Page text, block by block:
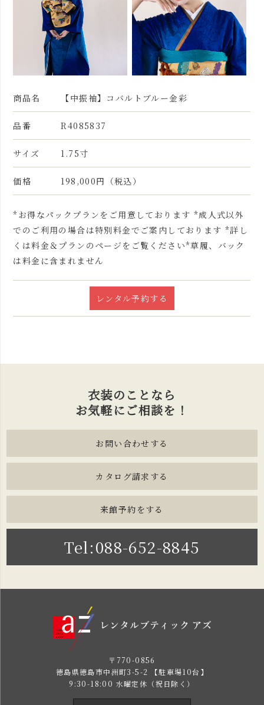
商品名 【中振袖】コバルトブルー金彩
品番 R4085837
サイズ 1.75寸
価格 198,000円（税込）
*お得なパックプランをご用意しております *成人式以外
でのご利用の場合は特別料金でご案内しております *詳し
くは料金＆プランのページをご覧ください*草履、バック
は料金に含まれません
レンタル予約する
衣装のことなら
お気軽にご相談を！
お問い合わせする
カタログ請求する
来館予約をする
Tel:088-652-8845
〒770-0856
徳島県徳島市中洲町3-5-2 【駐車場10台】
9:30-18:00 水曜定休（祝日除く）